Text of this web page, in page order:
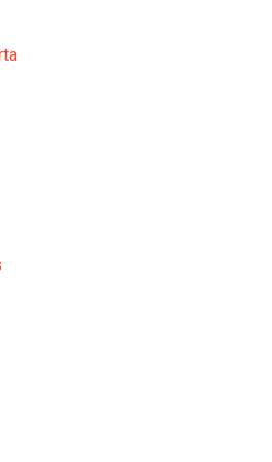
detalles en Canarias
a domicilio ya tiene
Agoumé entre las cinco
para cerrar su fichaje a
el Sevilla FC por Alberto